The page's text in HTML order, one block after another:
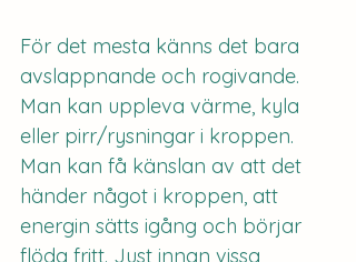
För det mesta känns det bara
avslappnande och rogivande.
Man kan uppleva värme, kyla
eller pirr/rysningar i kroppen.
Man kan få känslan av att det
händer något i kroppen, att
energin sätts igång och börjar
flöda fritt. Just innan vissa